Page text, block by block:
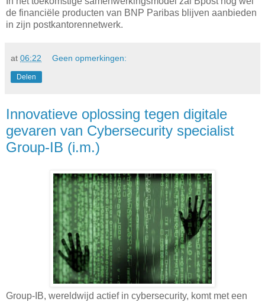
de financiële producten van BNP Paribas blijven aanbieden
in zijn postkantorennetwerk.
at 06:22 Geen opmerkingen:
Delen
Innovatieve oplossing tegen digitale
gevaren van Cybersecurity specialist
Group-IB (i.m.)
Group-IB, wereldwijd actief in cybersecurity, komt met een